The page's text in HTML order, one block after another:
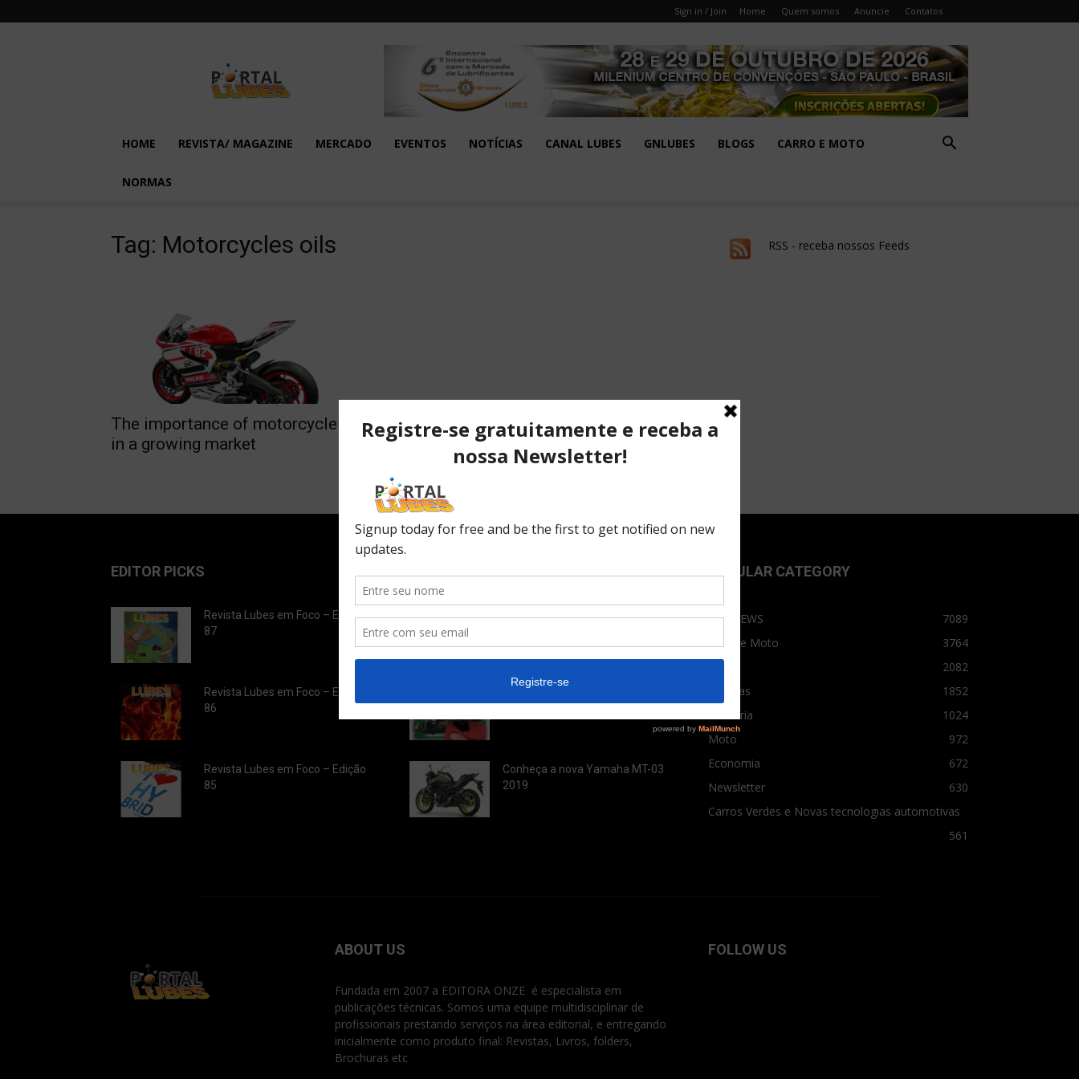
Sign in / Join Home Quem somos Anuncie Contatos
em
Foco
HOME REVISTA/ MAGAZINE MERCADO EVENTOS NOTÍCIAS CANAL LUBES GNLUBES BLOGS CARRO E MOTO
NORMAS
Tag: Motorcycles oils
The importance of motorcycle oils
in a growing market
RSS - receba nossos Feeds
EDITOR PICKS
Revista Lubes em Foco – Edição
87
Revista Lubes em Foco – Edição
86
Revista Lubes em Foco – Edição
85
Desvendando os segredos dos
desempenho...
10 causas da queda de pressão
Conheça a nova Yamaha MT-03
2019
POPULAR CATEGORY
TOPNEWS
7089
Carro e Moto
3764
2082
Notícias
1852
Indústria
1024
Moto
972
Economia
672
Newsletter
630
Carros Verdes e Novas tecnologias automotivas
561
ABOUT US
Fundada em 2007 a EDITORA ONZE é especialista em
publicações técnicas. Somos uma equipe multidisciplinar de
profissionais prestando serviços na área editorial, e entregando
inicialmente como produto final: Revistas, Livros, folders,
Brochuras etc
FOLLOW US